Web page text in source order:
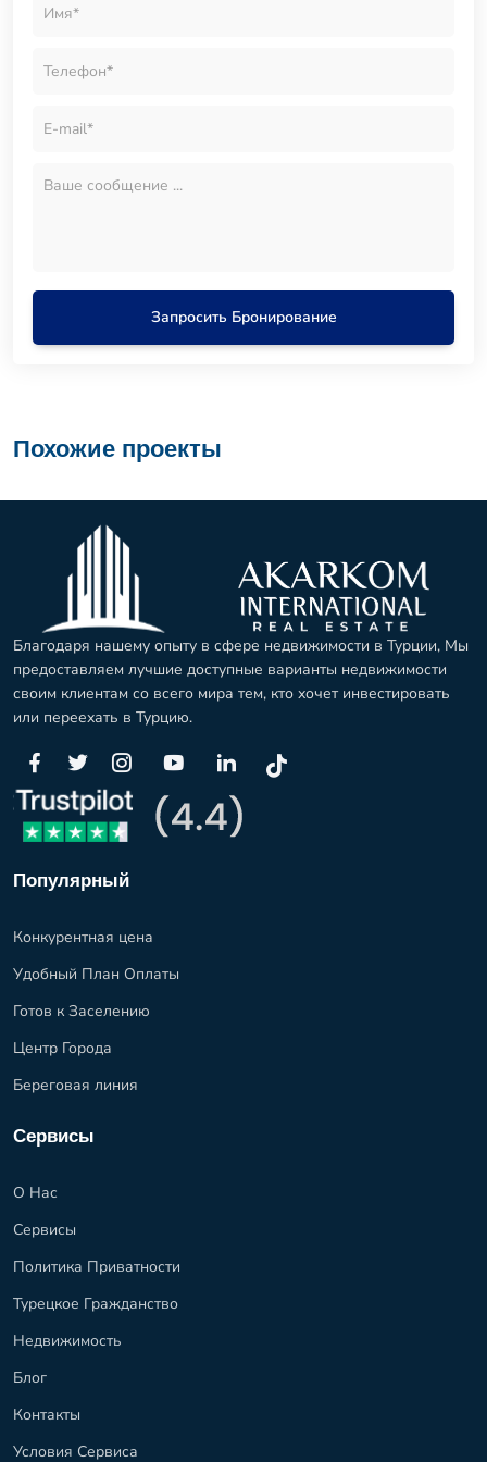
Запросить Бронирование
Похожие проекты
Благодаря нашему опыту в сфере недвижимости в Турции, Мы
предоставляем лучшие доступные варианты недвижимости
своим клиентам со всего мира тем, кто хочет инвестировать
или переехать в Турцию.
Популярный
Конкурентная цена
Удобный План Оплаты
Готов к Заселению
Центр Города
Береговая линия
Сервисы
О Нас
Сервисы
Политика Приватности
Турецкое Гражданство
Недвижимость
Блог
Контакты
Условия Сервиса